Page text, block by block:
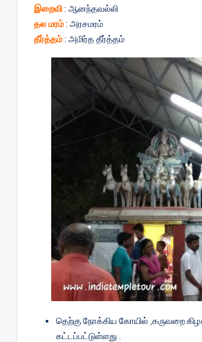
இறைவி : ஆனந்தவல்லி
தல மரம்: அரசமரம்
தீர்த்தம்: அமிர்த தீர்த்தம்
தெற்கு நோக்கிய கோயில் ,கருவறை
கட்டப்பட்டுள்ளது .